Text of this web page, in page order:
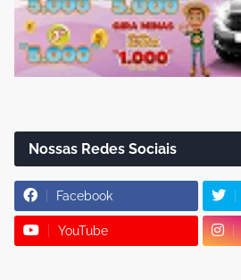
Nossas Redes Sociais
Facebook
YouTube